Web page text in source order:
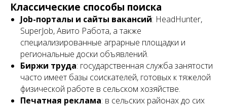
Классические способы поиска
Job-порталы и сайты вакансий: HeadHunter,
SuperJob, Авито Работа, а также
специализированные аграрные площадки и
региональные доски объявлений.
Биржи труда: государственная служба занятости
часто имеет базы соискателей, готовых к тяжелой
физической работе в сельском хозяйстве.
Печатная реклама: в сельских районах до сих